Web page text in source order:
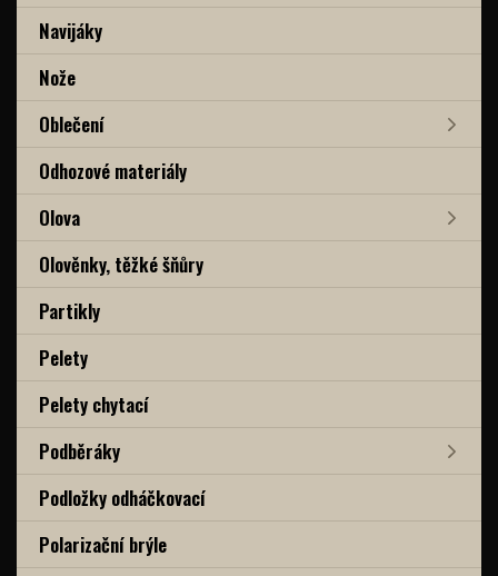
Navijáky
Nože
Oblečení
Odhozové materiály
Olova
Olověnky, těžké šňůry
Partikly
Pelety
Pelety chytací
Podběráky
Podložky odháčkovací
Polarizační brýle